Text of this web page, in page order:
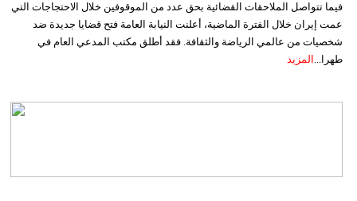
فيما تتواصل الملاحقات القضائية بحق عدد من الموقوفين خلال الاحتجاجات التي
عمت إيران خلال الفترة الماضية، أعلنت النيابة العامة فتح قضايا جديدة ضد
شخصيات من عالمي الرياضة والثقافة. فقد أطلق مكتب المدعي العام في
طهرا... المزيد